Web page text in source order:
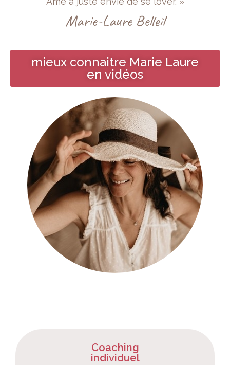
Marie-Laure Belleil
mieux connaitre Marie Laure
en vidéos
Coaching
individuel